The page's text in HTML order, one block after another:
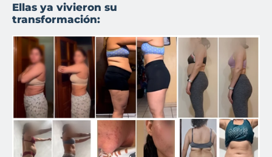
Ellas ya vivieron su
transformación: